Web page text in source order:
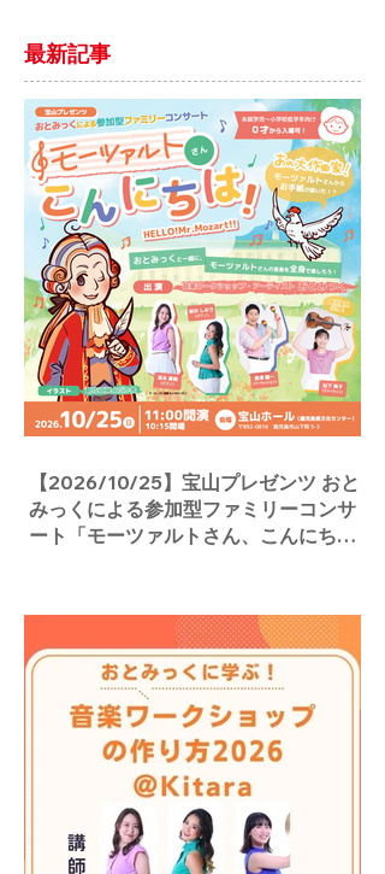
最新記事
【2026/10/25】宝山プレゼンツ おと
みっくによる参加型ファミリーコンサ
ート「モーツァルトさん、こんにち